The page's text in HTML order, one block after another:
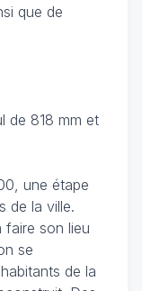
que de
de 818 mm et
une étape
de la ville.
faire son lieu
se
de la